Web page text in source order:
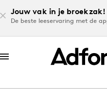
Jouw vak in je broekzak!
De beste leeservaring met de